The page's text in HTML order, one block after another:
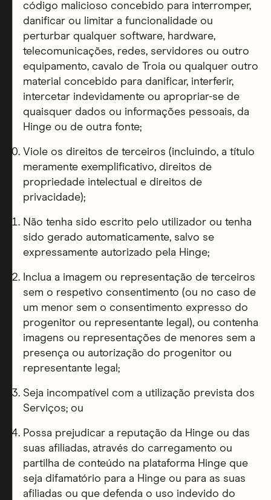
código malicioso concebido para interromper,
danificar ou limitar a funcionalidade ou
perturbar qualquer software, hardware,
telecomunicações, redes, servidores ou outro
equipamento, cavalo de Troia ou qualquer outro
material concebido para danificar, interferir,
intercetar indevidamente ou apropriar-se de
quaisquer dados ou informações pessoais, da
Hinge ou de outra fonte;
Viole os direitos de terceiros (incluindo, a título
meramente exemplificativo, direitos de
propriedade intelectual e direitos de
privacidade);
Não tenha sido escrito pelo utilizador ou tenha
sido gerado automaticamente, salvo se
expressamente autorizado pela Hinge;
Inclua a imagem ou representação de terceiros
sem o respetivo consentimento (ou no caso de
um menor sem o consentimento expresso do
progenitor ou representante legal), ou contenha
imagens ou representações de menores sem a
presença ou autorização do progenitor ou
representante legal;
Seja incompatível com a utilização prevista dos
Serviços; ou
Possa prejudicar a reputação da Hinge ou das
suas afiliadas, através do carregamento ou
partilha de conteúdo na plataforma Hinge que
seja difamatório para a Hinge ou para as suas
afiliadas ou que defenda o uso indevido do